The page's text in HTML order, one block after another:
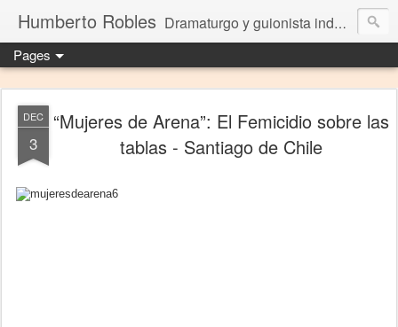
Humberto Robles Dramaturgo y guionista independiente
Pages
DEC
3
“Mujeres de Arena”: El Femicidio sobre las
tablas - Santiago de Chile